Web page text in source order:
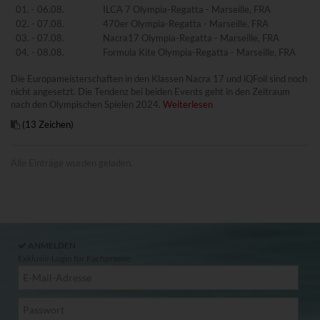
01. - 06.08.
ILCA 7 Olympia-Regatta - Marseille, FRA
02. - 07.08.
470er Olympia-Regatta - Marseille, FRA
03. - 07.08.
Nacra17 Olympia-Regatta - Marseille, FRA
04. - 08.08.
Formula Kite Olympia-Regatta - Marseille, FRA
Die Europameisterschaften in den Klassen Nacra 17 und iQFoil sind noch
nicht angesetzt. Die Tendenz bei beiden Events geht in den Zeitraum
nach den Olympischen Spielen 2024. Weiterlesen
(13 Zeichen)
Cookies der eingeblendeten sozialen Medien werden gesetzt